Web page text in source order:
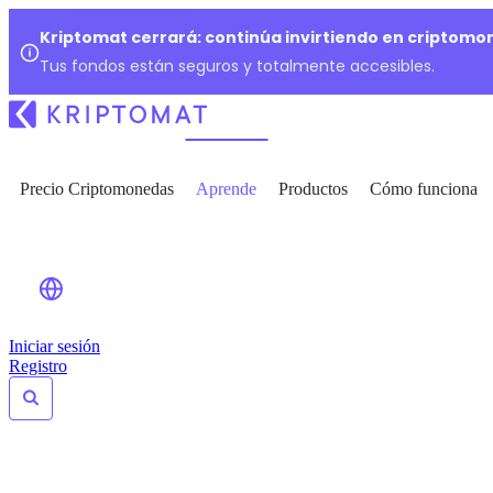
Kriptomat cerrará: continúa invirtiendo en
Tus fondos están seguros y totalmente accesibles.
Precio Criptomonedas Aprende Productos Cómo funciona
Iniciar sesión
Registro